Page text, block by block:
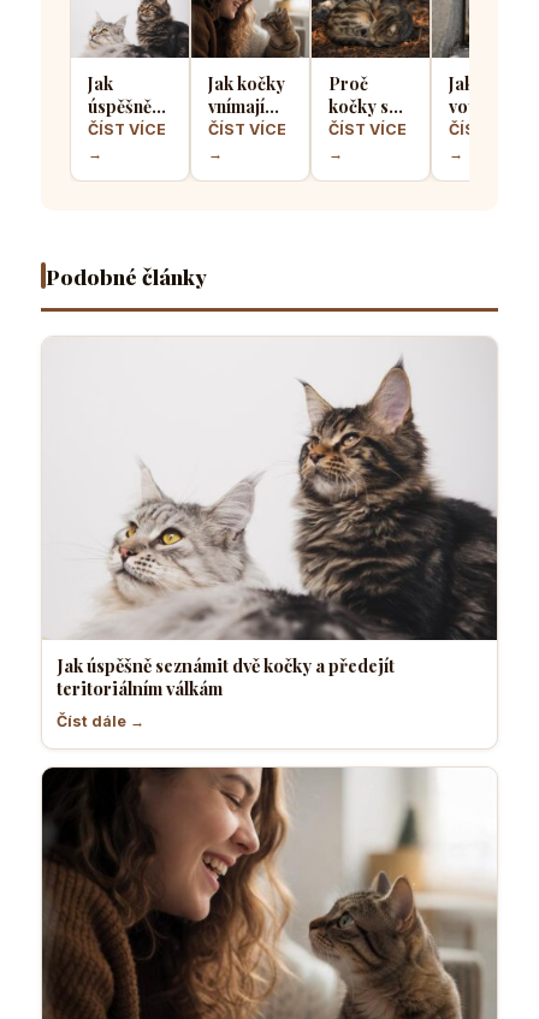
Jak
úspěšně
seznámit
dvě kočky
a předejít
ČÍST VÍCE
→
Jak kočky
vnímají
lidský
smích a
zda ho
ČÍST VÍCE
→
Proč
kočky spí
stočené
do
klubíčka a
ČÍST VÍCE
→
Jak kočičí
vousky
pomáhají
určit zda
se kočka
ČÍST VÍCE
→
Podobné články
Jak úspěšně seznámit dvě kočky a předejít
teritoriálním válkám
Číst dále →